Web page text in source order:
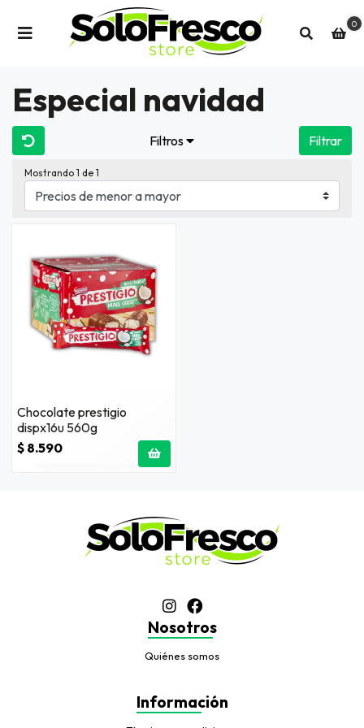
0
Especial navidad
Filtros Filtrar
Mostrando 1 de 1
Chocolate prestigio
dispx16u 560g
$ 8.590
Nosotros
Quiénes somos
Información